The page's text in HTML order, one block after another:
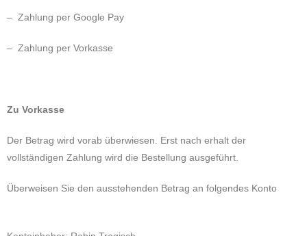
– Zahlung per Google Pay
– Zahlung per Vorkasse
Zu Vorkasse
Der Betrag wird vorab überwiesen. Erst nach erhalt der
vollständigen Zahlung wird die Bestellung ausgeführt.
Überweisen Sie den ausstehenden Betrag an folgendes Konto